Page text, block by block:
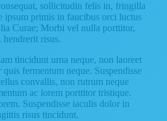
sollicitudin felis in, fringilla
ipsum primis in faucibus orci luctus
Curae; Morbi vel nulla porttitor,
hendrerit risus.
tincidunt urna neque, non laoreet
fermentum neque. Suspendisse
convallis, non rutrum neque
ac lorem porttitor tristique.
Suspendisse iaculis dolor in
risus tincidunt.